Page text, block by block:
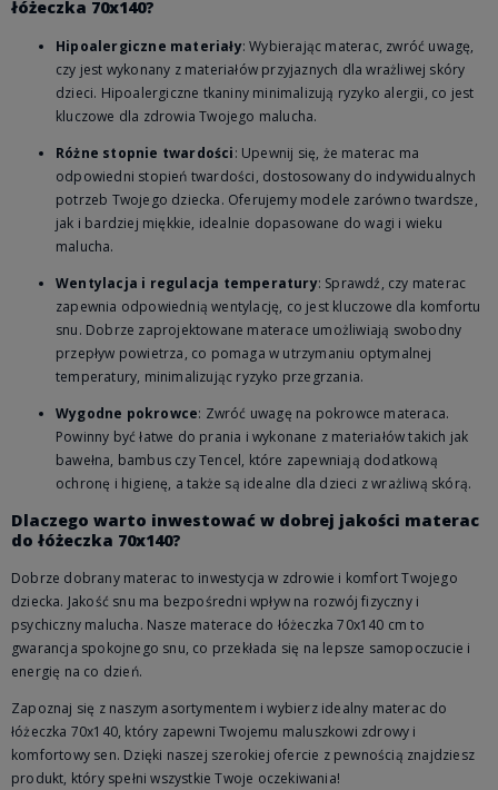
łóżeczka 70x140?
Hipoalergiczne materiały: Wybierając materac, zwróć uwagę,
czy jest wykonany z materiałów przyjaznych dla wrażliwej skóry
dzieci. Hipoalergiczne tkaniny minimalizują ryzyko alergii, co jest
kluczowe dla zdrowia Twojego malucha.
Różne stopnie twardości: Upewnij się, że materac ma
odpowiedni stopień twardości, dostosowany do indywidualnych
potrzeb Twojego dziecka. Oferujemy modele zarówno twardsze,
jak i bardziej miękkie, idealnie dopasowane do wagi i wieku
malucha.
Wentylacja i regulacja temperatury: Sprawdź, czy materac
zapewnia odpowiednią wentylację, co jest kluczowe dla komfortu
snu. Dobrze zaprojektowane materace umożliwiają swobodny
przepływ powietrza, co pomaga w utrzymaniu optymalnej
temperatury, minimalizując ryzyko przegrzania.
Wygodne pokrowce: Zwróć uwagę na pokrowce materaca.
Powinny być łatwe do prania i wykonane z materiałów takich jak
bawełna, bambus czy Tencel, które zapewniają dodatkową
ochronę i higienę, a także są idealne dla dzieci z wrażliwą skórą.
Dlaczego warto inwestować w dobrej jakości materac
do łóżeczka 70x140?
Dobrze dobrany materac to inwestycja w zdrowie i komfort Twojego
dziecka. Jakość snu ma bezpośredni wpływ na rozwój fizyczny i
psychiczny malucha. Nasze materace do łóżeczka 70x140 cm to
gwarancja spokojnego snu, co przekłada się na lepsze samopoczucie i
energię na co dzień.
Zapoznaj się z naszym asortymentem i wybierz idealny materac do
łóżeczka 70x140, który zapewni Twojemu maluszkowi zdrowy i
komfortowy sen. Dzięki naszej szerokiej ofercie z pewnością znajdziesz
produkt, który spełni wszystkie Twoje oczekiwania!